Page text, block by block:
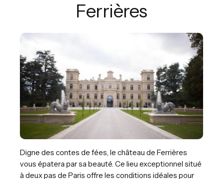
Ferrières
Digne des contes de fées, le château de Ferrières
vous épatera par sa beauté. Ce lieu exceptionnel situé
à deux pas de Paris offre les conditions idéales pour